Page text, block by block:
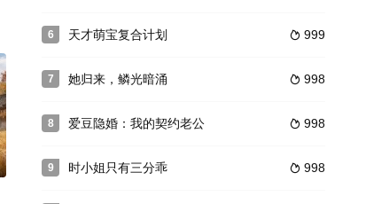
6  999
天才萌宝复合计划
7  998
她归来，鳞光暗涌
8  998
爱豆隐婚：我的契约老公
9  998
时小姐只有三分乖